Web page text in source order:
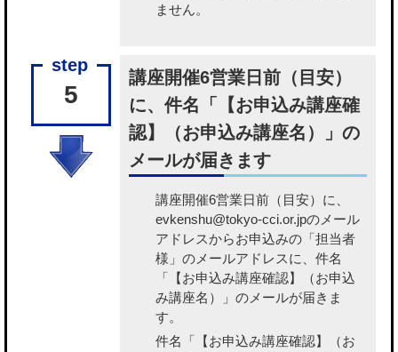
ません。
5
講座開催6営業日前（目安）
に、件名「【お申込み講座確
認】（お申込み講座名）」の
メールが届きます
講座開催6営業日前（目安）に、
evkenshu@tokyo-cci.or.jpのメール
アドレスからお申込みの「担当者
様」のメールアドレスに、件名
「【お申込み講座確認】（お申込
み講座名）」のメールが届きま
す。
件名「【お申込み講座確認】（お